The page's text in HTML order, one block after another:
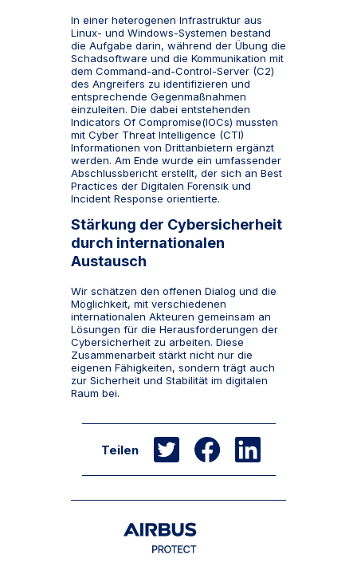
In einer heterogenen Infrastruktur aus
Linux- und Windows-Systemen bestand
die Aufgabe darin, während der Übung die
Schadsoftware und die Kommunikation mit
dem Command-and-Control-Server (C2)
des Angreifers zu identifizieren und
entsprechende Gegenmaßnahmen
einzuleiten. Die dabei entstehenden
Indicators Of Compromise(IOCs) mussten
mit Cyber Threat Intelligence (CTI)
Informationen von Drittanbietern ergänzt
werden. Am Ende wurde ein umfassender
Abschlussbericht erstellt, der sich an Best
Practices der Digitalen Forensik und
Incident Response orientierte.
Stärkung der Cybersicherheit
durch internationalen
Austausch
Wir schätzen den offenen Dialog und die
Möglichkeit, mit verschiedenen
internationalen Akteuren gemeinsam an
Lösungen für die Herausforderungen der
Cybersicherheit zu arbeiten. Diese
Zusammenarbeit stärkt nicht nur die
eigenen Fähigkeiten, sondern trägt auch
zur Sicherheit und Stabilität im digitalen
Raum bei.
Teilen